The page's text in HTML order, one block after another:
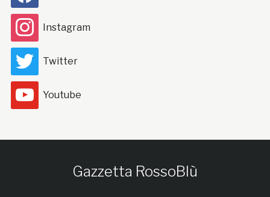
Instagram
Twitter
Youtube
Gazzetta RossoBlù